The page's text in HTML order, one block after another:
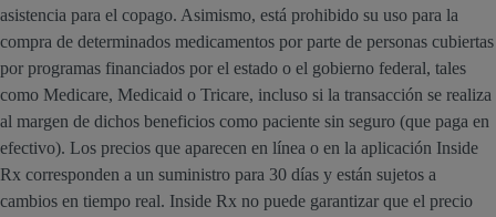
asistencia para el copago. Asimismo, está prohibido su uso para la
compra de determinados medicamentos por parte de personas cubiertas
por programas financiados por el estado o el gobierno federal, tales
como Medicare, Medicaid o Tricare, incluso si la transacción se realiza
al margen de dichos beneficios como paciente sin seguro (que paga en
efectivo). Los precios que aparecen en línea o en la aplicación Inside
Rx corresponden a un suministro para 30 días y están sujetos a
cambios en tiempo real. Inside Rx no puede garantizar que el precio